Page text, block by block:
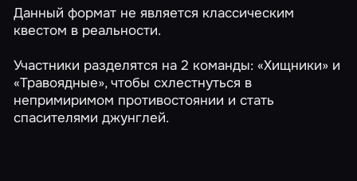
Данный формат не является классическим
квестом в реальности.
Участники разделятся на 2 команды: «Хищники» и
«Травоядные», чтобы схлестнуться в
непримиримом противостоянии и стать
спасителями джунглей.